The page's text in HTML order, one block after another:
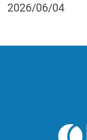
2026/06/04